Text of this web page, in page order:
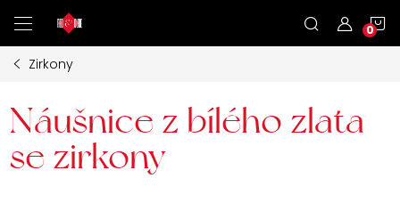
na
obsah
Zirkony
Náušnice z bílého zlata
se zirkony